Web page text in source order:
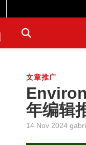
文章推广
年编辑
14 Nov 2024